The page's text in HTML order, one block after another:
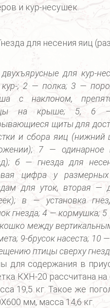
и кур-несушек.
для несения яиц
для кур-
; 2 — полка; 3 —
с наклоном,
на крыше; 5, 6
щиты для
и сбора яиц (нижний
7 — одинарное
б — гнезда для
цифра у размерных
для уток, вторая —
в — установка
гнезда; 4 — кормушка;
между
9-брусок насеста; 10
птицы сверху
для содержания в
КХН-20 рассчитана
19,5 кг. Такое же
мм, масса 14,6 кг.